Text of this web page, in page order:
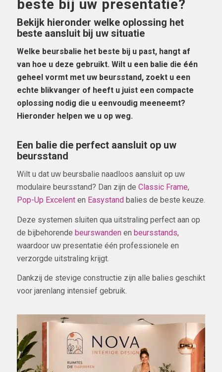
beste bij uw presentatie?
Bekijk hieronder welke oplossing het
beste aansluit bij uw situatie
Welke beursbalie het beste bij u past, hangt af
van hoe u deze gebruikt. Wilt u een balie die één
geheel vormt met uw beursstand, zoekt u een
echte blikvanger of heeft u juist een compacte
oplossing nodig die u eenvoudig meeneemt?
Hieronder helpen we u op weg.
Een balie die perfect aansluit op uw
beursstand
Wilt u dat uw beursbalie naadloos aansluit op uw
modulaire beursstand? Dan zijn de Classic Frame,
Pop-Up Excelenten Easystand balies de beste keuze.
Deze systemen sluiten qua uitstraling perfect aan op
de bijbehorende beurswandenen beursstands,
waardoor uw presentatie één professionele en
verzorgde uitstraling krijgt.
Dankzij de stevige constructie zijn alle balies geschikt
voor jarenlang intensief gebruik.